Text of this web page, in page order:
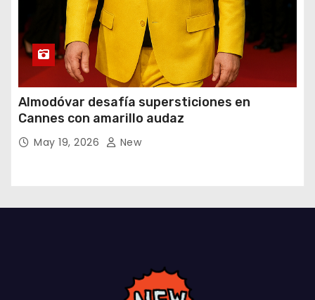
Almodóvar desafía supersticiones en
Cannes con amarillo audaz
May 19, 2026 New